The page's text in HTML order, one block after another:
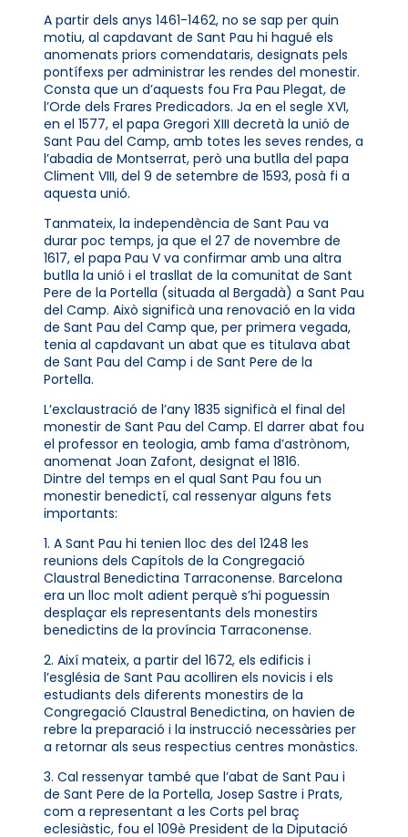
A partir dels anys 1461-1462, no se sap per quin
motiu, al capdavant de Sant Pau hi hagué els
anomenats priors comendataris, designats pels
pontífexs per administrar les rendes del monestir.
Consta que un d’aquests fou Fra Pau Plegat, de
l’Orde dels Frares Predicadors. Ja en el segle XVI,
en el 1577, el papa Gregori XIII decretà la unió de
Sant Pau del Camp, amb totes les seves rendes, a
l’abadia de Montserrat, però una butlla del papa
Climent VIII, del 9 de setembre de 1593, posà fi a
aquesta unió.
Tanmateix, la independència de Sant Pau va
durar poc temps, ja que el 27 de novembre de
1617, el papa Pau V va confirmar amb una altra
butlla la unió i el trasllat de la comunitat de Sant
Pere de la Portella (situada al Bergadà) a Sant Pau
del Camp. Això significà una renovació en la vida
de Sant Pau del Camp que, per primera vegada,
tenia al capdavant un abat que es titulava abat
de Sant Pau del Camp i de Sant Pere de la
Portella.
L’exclaustració de l’any 1835 significà el final del
monestir de Sant Pau del Camp. El darrer abat fou
el professor en teologia, amb fama d’astrònom,
anomenat Joan Zafont, designat el 1816.
Dintre del temps en el qual Sant Pau fou un
monestir benedictí, cal ressenyar alguns fets
importants:
1. A Sant Pau hi tenien lloc des del 1248 les
reunions dels Capítols de la Congregació
Claustral Benedictina Tarraconense. Barcelona
era un lloc molt adient perquè s’hi poguessin
desplaçar els representants dels monestirs
benedictins de la província Tarraconense.
2. Així mateix, a partir del 1672, els edificis i
l’església de Sant Pau acolliren els novicis i els
estudiants dels diferents monestirs de la
Congregació Claustral Benedictina, on havien de
rebre la preparació i la instrucció necessàries per
a retornar als seus respectius centres monàstics.
3. Cal ressenyar també que l’abat de Sant Pau i
de Sant Pere de la Portella, Josep Sastre i Prats,
com a representant a les Corts pel braç
eclesiàstic, fou el 109è President de la Diputació